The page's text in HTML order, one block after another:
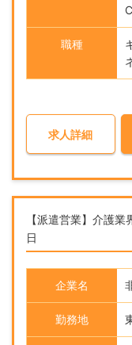
職種
求人詳細
【派遣営業】介護
日
企業名
勤務地